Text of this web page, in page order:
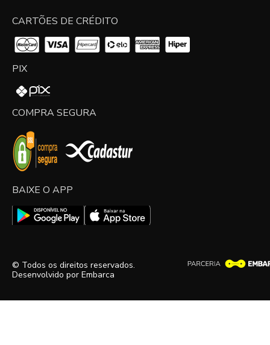
CARTÕES DE CRÉDITO
PIX
COMPRA SEGURA
BAIXE O APP
© Todos os direitos reservados.
Desenvolvido por Embarca